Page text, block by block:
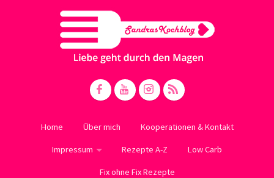
Home Über mich Kooperationen & Kontakt
Impressum Rezepte A-Z Low Carb
Fix ohne Fix Rezepte